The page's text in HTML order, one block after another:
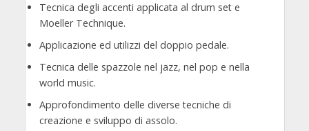
Tecnica degli accenti applicata al drum set e
Moeller Technique.
Applicazione ed utilizzi del doppio pedale.
Tecnica delle spazzole nel jazz, nel pop e nella
world music.
Approfondimento delle diverse tecniche di
creazione e sviluppo di assolo.